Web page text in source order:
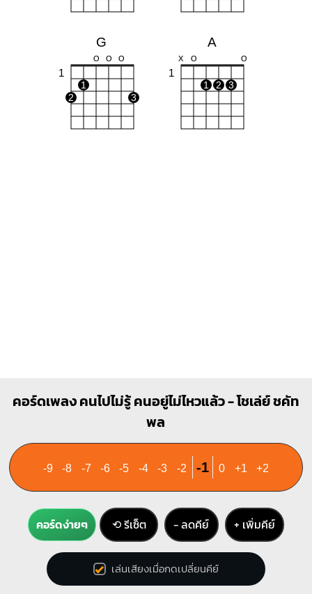
G
O O O
1
1
2
3
A
X O O
1
1 2 3
คอร์ดเพลง คนไปไม่รู้ คนอยู่ไม่ไหวแล้ว - โชเล่ย์ ชคัท
พล
-9 -8 -7 -6 -5 -4 -3 -2 -1 0 +1 +2
คอร์ดง่ายๆ ⟲ รีเซ็ต − ลดคีย์ + เพิ่มคีย์
เล่นเสียงเมื่อกดเปลี่ยนคีย์